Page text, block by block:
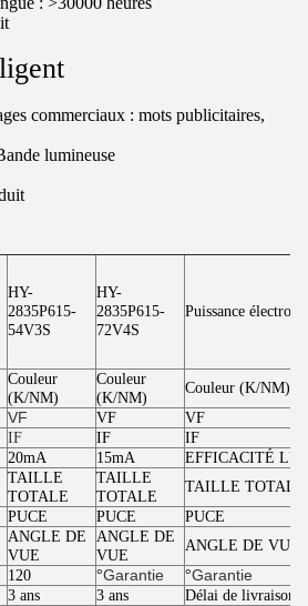
commerciaux : mots publicitaires,
lumineuse
HY-
2835P615-
54V3S
HY-
2835P615-
72V4S
Puissance
Couleur
(K/NM)
Couleur
(K/NM)
Couleur (K/NM)
VF VF
VF
IF IF
IF
20mA 15mA
EFFICACITÉ
TAILLE
TOTALE
TAILLE
TOTALE
TAILLE TOTALE
PUCE PUCE
PUCE
ANGLE DE
VUE
ANGLE DE
VUE
ANGLE DE VUE
120 °Garantie °Garantie
3 ans 3 ans Délai de livraison